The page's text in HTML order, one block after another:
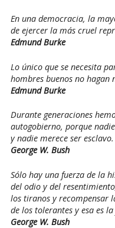
En una democracia, la
de ejercer la más cruel
Edmund Burke
Lo único que se necesita
hombres buenos no hagan
Edmund Burke
Durante generaciones
autogobierno, porque
y nadie merece ser esclavo.
George W. Bush
Sólo hay una fuerza de la
del odio y del
los tiranos y recompensar
de los tolerantes y esa es
George W. Bush